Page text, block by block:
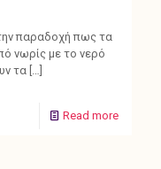
παραδοχή πως τα
νωρίς με το νερό
τα […]
Read more